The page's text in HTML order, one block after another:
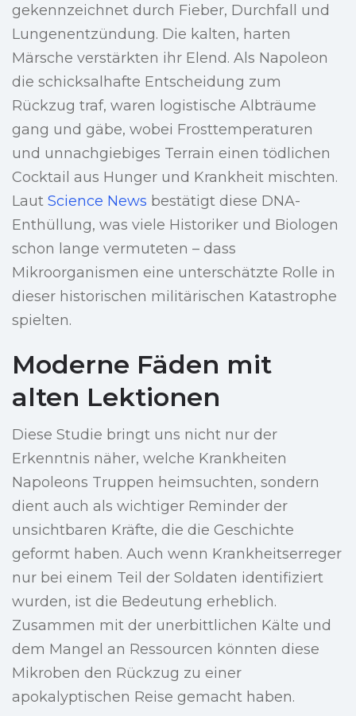
gekennzeichnet durch Fieber, Durchfall und
Lungenentzündung. Die kalten, harten
Märsche verstärkten ihr Elend. Als Napoleon
die schicksalhafte Entscheidung zum
Rückzug traf, waren logistische Albträume
gang und gäbe, wobei Frosttemperaturen
und unnachgiebiges Terrain einen tödlichen
Cocktail aus Hunger und Krankheit mischten.
Laut Science News bestätigt diese DNA-
Enthüllung, was viele Historiker und Biologen
schon lange vermuteten – dass
Mikroorganismen eine unterschätzte Rolle in
dieser historischen militärischen Katastrophe
spielten.
Moderne Fäden mit
alten Lektionen
Diese Studie bringt uns nicht nur der
Erkenntnis näher, welche Krankheiten
Napoleons Truppen heimsuchten, sondern
dient auch als wichtiger Reminder der
unsichtbaren Kräfte, die die Geschichte
geformt haben. Auch wenn Krankheitserreger
nur bei einem Teil der Soldaten identifiziert
wurden, ist die Bedeutung erheblich.
Zusammen mit der unerbittlichen Kälte und
dem Mangel an Ressourcen könnten diese
Mikroben den Rückzug zu einer
apokalyptischen Reise gemacht haben.